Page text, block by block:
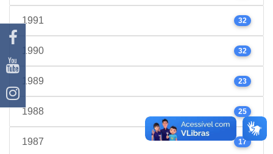
1991 32
1990 32
1989 23
1988 25
1987 17